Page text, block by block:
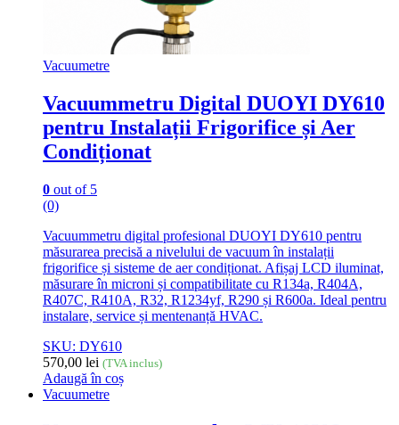
Vacuumetre
Vacuummetru Digital DUOYI DY610
pentru Instalații Frigorifice și Aer
Condiționat
0 out of 5
(0)
Vacuummetru digital profesional DUOYI DY610 pentru
măsurarea precisă a nivelului de vacuum în instalații
frigorifice și sisteme de aer condiționat. Afișaj LCD iluminat,
măsurare în microni și compatibilitate cu R134a, R404A,
R407C, R410A, R32, R1234yf, R290 și R600a. Ideal pentru
instalare, service și mentenanță HVAC.
SKU: DY610
570,00 lei (TVA inclus)
Adaugă în coș
Vacuumetre